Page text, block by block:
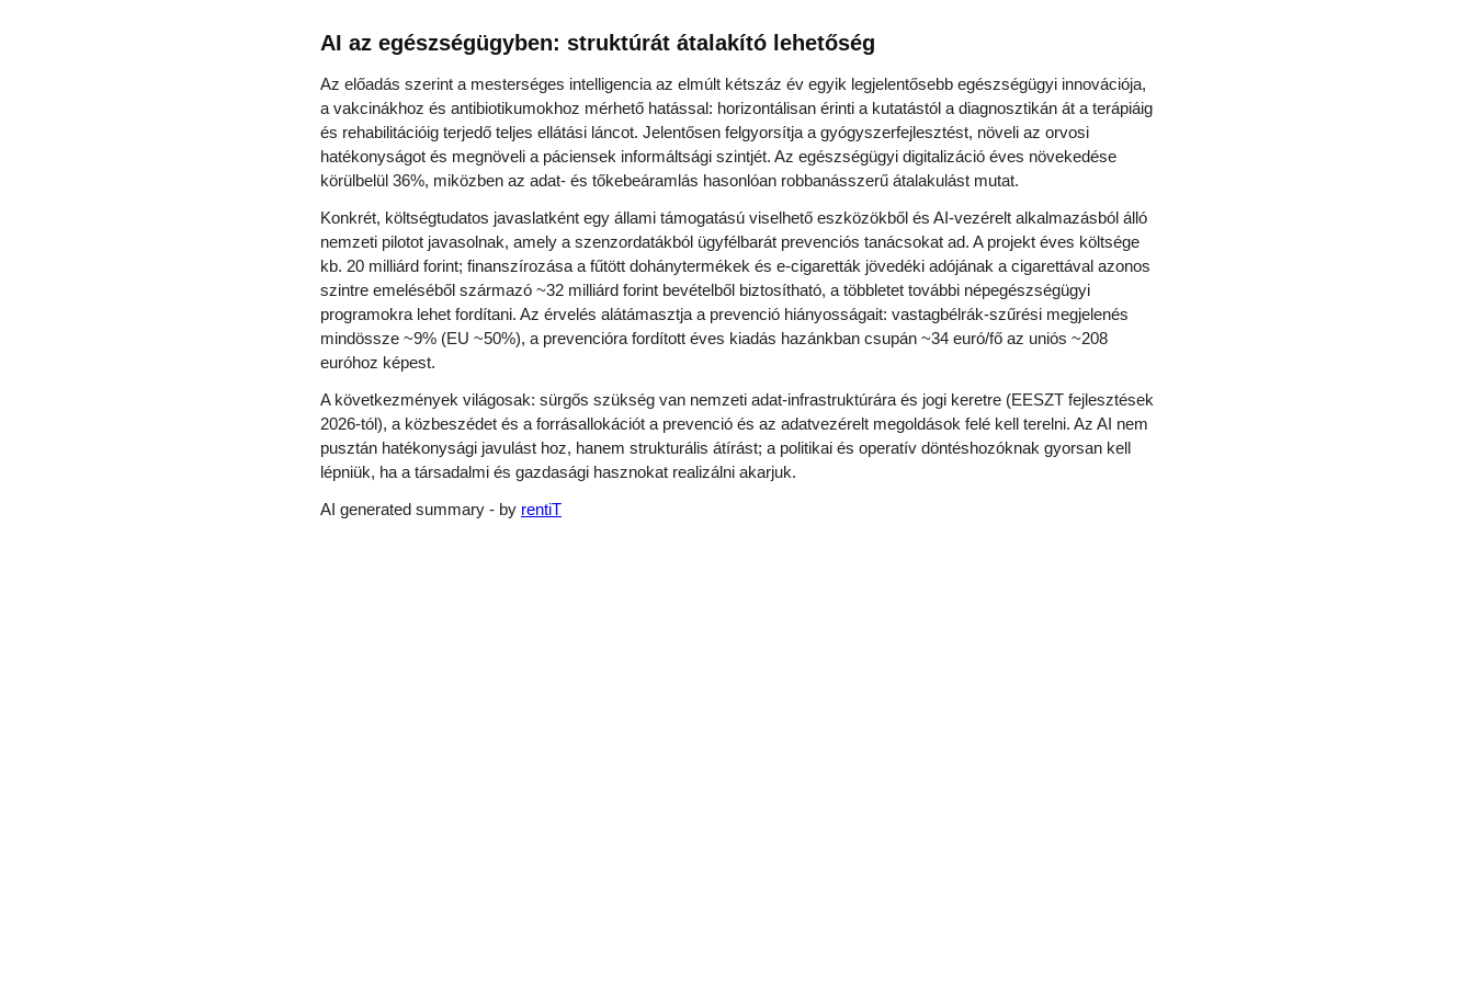
AI az egészségügyben: struktúrát átalakító lehetőség
Az előadás szerint a mesterséges intelligencia az elmúlt kétszáz év egyik legjelentősebb egészségügyi innovációja,
a vakcinákhoz és antibiotikumokhoz mérhető hatással: horizontálisan érinti a kutatástól a diagnosztikán át a terápiáig
és rehabilitációig terjedő teljes ellátási láncot. Jelentősen felgyorsítja a gyógyszerfejlesztést, növeli az orvosi
hatékonyságot és megnöveli a páciensek informáltsági szintjét. Az egészségügyi digitalizáció éves növekedése
körülbelül 36%, miközben az adat- és tőkebeáramlás hasonlóan robbanásszerű átalakulást mutat.
Konkrét, költségtudatos javaslatként egy állami támogatású viselhető eszközökből és AI-vezérelt alkalmazásból álló
nemzeti pilotot javasolnak, amely a szenzordatákból ügyfélbarát prevenciós tanácsokat ad. A projekt éves költsége
kb. 20 milliárd forint; finanszírozása a fűtött dohánytermékek és e-cigaretták jövedéki adójának a cigarettával azonos
szintre emeléséből származó ~32 milliárd forint bevételből biztosítható, a többletet további népegészségügyi
programokra lehet fordítani. Az érvelés alátámasztja a prevenció hiányosságait: vastagbélrák-szűrési megjelenés
mindössze ~9% (EU ~50%), a prevencióra fordított éves kiadás hazánkban csupán ~34 euró/fő az uniós ~208
euróhoz képest.
A következmények világosak: sürgős szükség van nemzeti adat-infrastruktúrára és jogi keretre (EESZT fejlesztések
2026-tól), a közbeszédet és a forrásallokációt a prevenció és az adatvezérelt megoldások felé kell terelni. Az AI nem
pusztán hatékonysági javulást hoz, hanem strukturális átírást; a politikai és operatív döntéshozóknak gyorsan kell
lépniük, ha a társadalmi és gazdasági hasznokat realizálni akarjuk.
AI generated summary - by rentiT